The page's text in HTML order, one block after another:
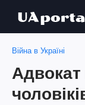
Війна в Україні
Адвокат